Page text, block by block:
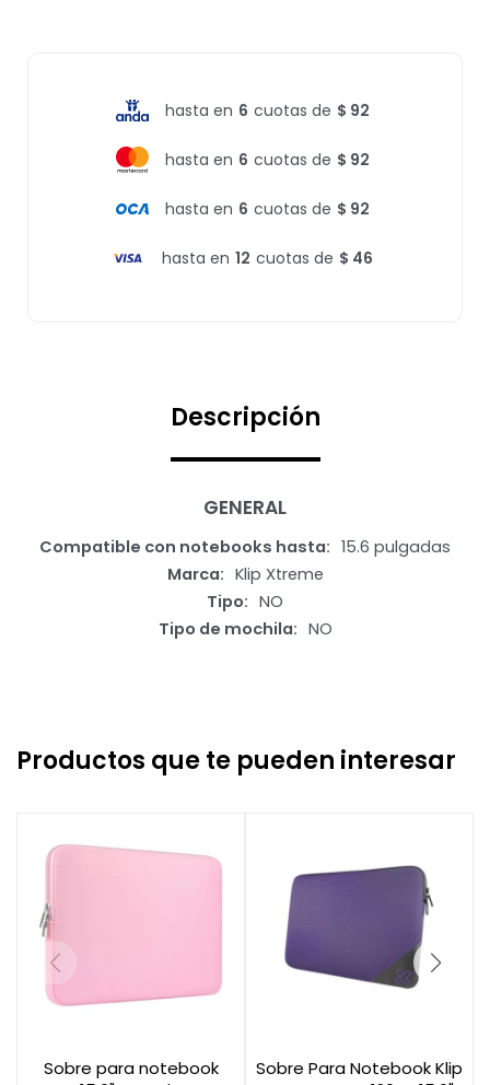
hasta en 6 cuotas de $ 92
hasta en 6 cuotas de $ 92
hasta en 6 cuotas de $ 92
hasta en 12 cuotas de $ 46
Descripción
GENERAL
Compatible con notebooks hasta
15.6 pulgadas
Marca
Klip Xtreme
Tipo
NO
Tipo de mochila
NO
Productos que te pueden interesar
Sobre para notebook
Sobre Para Notebook Klip